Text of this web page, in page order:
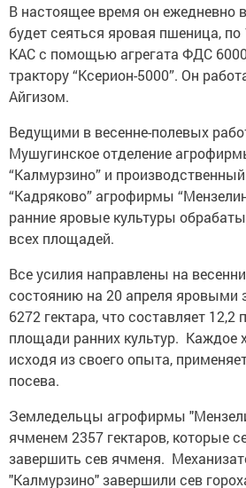
В настоящее время он ежедневно
будет сеяться яровая пшеница, по
КАС с помощью агрегата ФДС
трактору “Ксерион-5000”. Он
Айгизом.
Ведущими в весенне-полевых
Мушугинское отделение
“Калмурзино” и
“Кадряково” агрофирмы
ранние яровые культуры
всех площадей.
Все усилия направлены на
состоянию на 20 апреля яровыми
6272 гектара, что составляет 12,2
площади ранних культур. Каждое
исходя из своего опыта,
посева.
Земледельцы агрофирмы
ячменем 2357 гектаров, которые
завершить сев ячменя.
"Калмурзино" завершили сев